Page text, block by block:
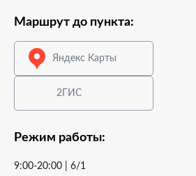
Маршрут до пункта:
Яндекс Карты
2ГИС
Режим работы:
9:00-20:00 | 6/1